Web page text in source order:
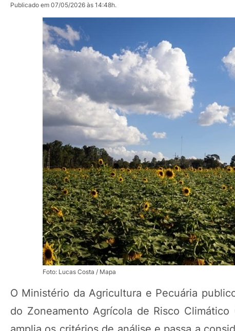
Publicado em 07/05/2026 às 14:48h.
Foto: Lucas Costa / Mapa
O Ministério da Agricultura e Pecuária
do Zoneamento Agrícola de Risco